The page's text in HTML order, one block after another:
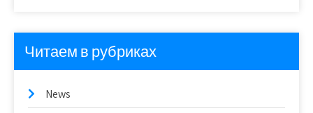
Читаем в рубриках
News